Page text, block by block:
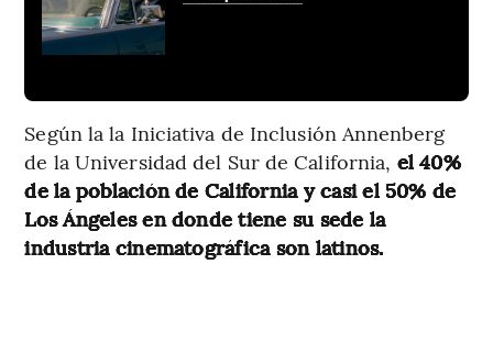
Según la la Iniciativa de Inclusión Annenberg
de la Universidad del Sur de California, el 40%
de la población de California y casi el 50% de
Los Ángeles en donde tiene su sede la
industria cinematográfica son latinos.